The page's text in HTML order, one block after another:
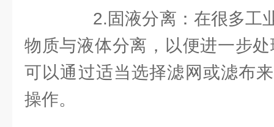
2.固液分离：在很多工
物质与液体分离，以便进一步
可以通过适当选择滤网或滤布
操作。